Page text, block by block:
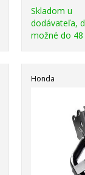
Skladom u
dodávateľa,
možné do 48
Honda